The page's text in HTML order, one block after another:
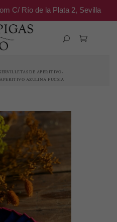
C/ Río de la Plata 2, Sevilla
DE APERITIVO,
AZULINA FUCSIA